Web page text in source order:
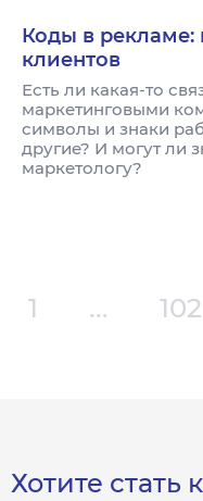
Коды в рекламе:
клиентов
Есть ли какая-то
маркетинговыми
символы и знаки
другие? И могут ли
маркетологу?
1 ... 102
Хотите стать